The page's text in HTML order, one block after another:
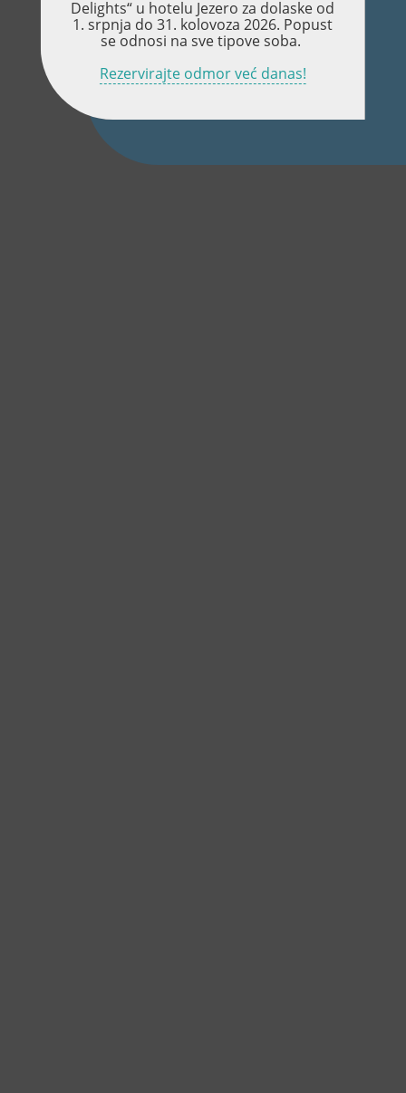
Delights“ u hotelu Jezero za dolaske od
1. srpnja do 31. kolovoza 2026. Popust
se odnosi na sve tipove soba.
Rezervirajte odmor već danas!